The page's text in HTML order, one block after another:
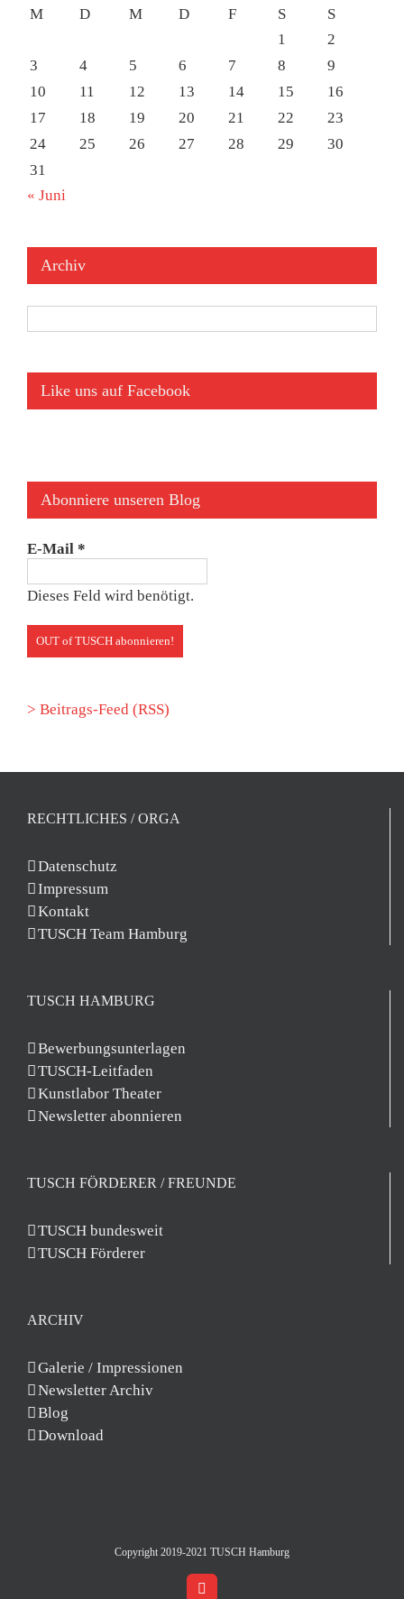
M
D M D F S
S
1
2
3
4 5 6 7 8
9
10
11 12 13 14 15
16
17
18 19 20 21 22
23
24
25 26 27 28 29
30
31
« Juni
Archiv
Like uns auf Facebook
Abonniere unseren Blog
E-Mail *
Dieses Feld wird benötigt.
> Beitrags-Feed (RSS)
RECHTLICHES / ORGA
Datenschutz
Impressum
Kontakt
TUSCH Team Hamburg
TUSCH HAMBURG
Bewerbungsunterlagen
TUSCH-Leitfaden
Kunstlabor Theater
Newsletter abonnieren
TUSCH FÖRDERER / FREUNDE
TUSCH bundesweit
TUSCH Förderer
ARCHIV
Galerie / Impressionen
Newsletter Archiv
Blog
Download
Copyright 2019-2021 TUSCH Hamburg
Facebook